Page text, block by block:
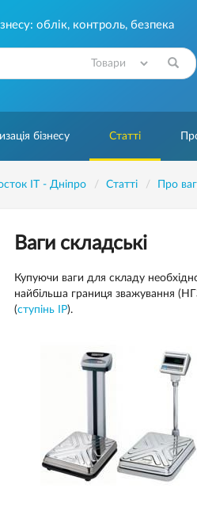
облік, контроль, безпека
бізнесу Статті
IT - Дніпро Статті Про
Ваги складські
Купуючи ваги для складу
найбільша границя зважування
(ступінь IP).